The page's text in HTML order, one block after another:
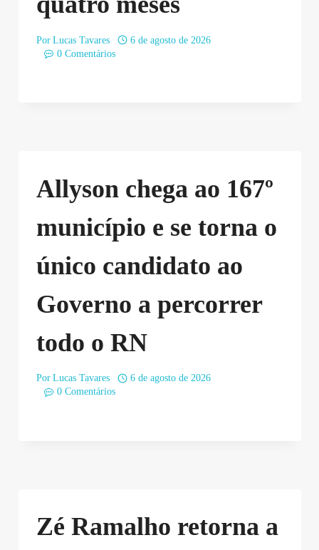
Por Lucas Tavares
6 de agosto de 2026
0 Comentários
Allyson chega ao 167º
município e se torna o
único candidato ao
Governo a percorrer
todo o RN
Por Lucas Tavares
6 de agosto de 2026
0 Comentários
Zé Ramalho retorna a